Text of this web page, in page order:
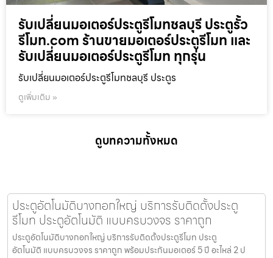
รับเปลี่ยนมอเตอร์ประตูรีโมทชลบุรี ประตูรั้ว
รีโมท.com ร้านขายมอเตอร์ประตูรีโมท และ
รับเปลี่ยนมอเตอร์ประตูรีโมท ทุกรุ่น
รับเปลี่ยนมอเตอร์ประตูรีโมทชลบุรี ประตูร
ดูเพิ่มเติม »
ดูบทความทั้งหมด
ประตูอัตโนมัติบางกอกใหญ่ บริการรับติดตั้งประตู
รีโมท ประตูอัตโนมัติ แบบครบวงจร ราคาถูก
ประตูอัตโนมัติบางกอกใหญ่ บริการรับติดตั้งประตูรีโมท ประตู
อัตโนมัติ แบบครบวงจร ราคาถูก พร้อมประกันมอเตอร์ 5 ปี อะไหล่ 2 ป